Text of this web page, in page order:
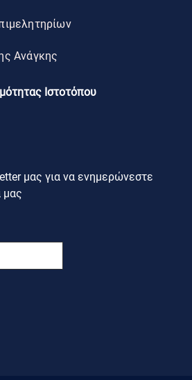
Ανάγκης
Ιστοτόπου
μας για να ενημερώνεστε
μας